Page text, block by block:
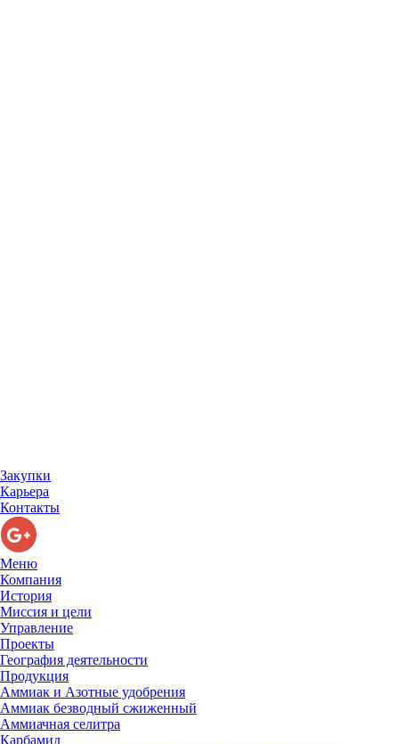
Закупки
Карьера
Контакты
Меню
Компания
История
Миссия и цели
Управление
Проекты
География деятельности
Продукция
Аммиак и Азотные удобрения
Аммиак безводный сжиженный
Аммиачная селитра
Карбамид